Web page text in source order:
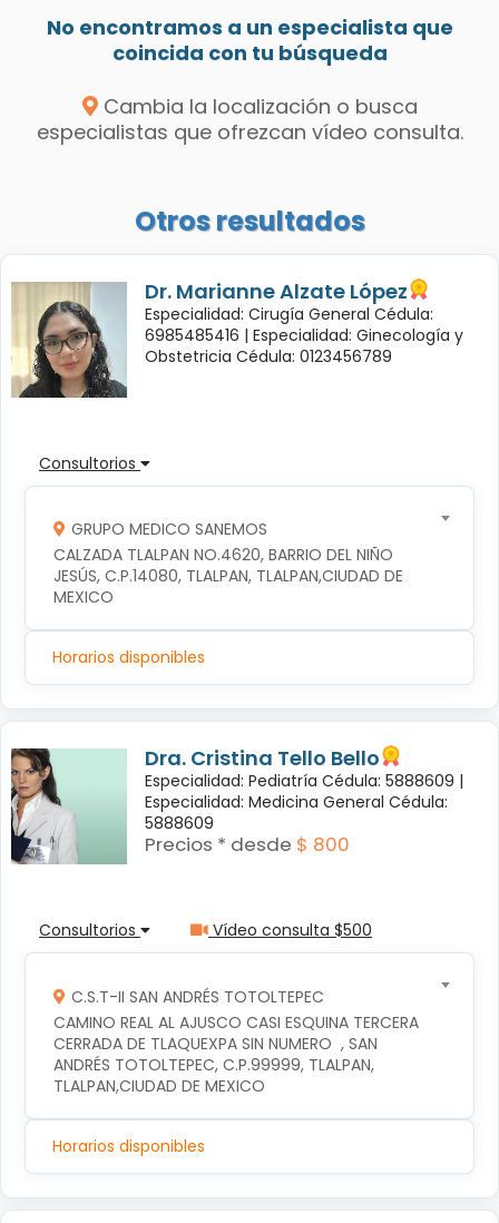
No encontramos a un especialista que
coincida con tu búsqueda
Cambia la localización o busca
especialistas que ofrezcan vídeo consulta.
Otros resultados
Dr. Marianne Alzate López
Especialidad: Cirugía General Cédula:
6985485416 | Especialidad: Ginecología y
Obstetricia Cédula: 0123456789
Consultorios
GRUPO MEDICO SANEMOS
CALZADA TLALPAN NO.4620, BARRIO DEL NIÑO
JESÚS, C.P.14080, TLALPAN, TLALPAN,CIUDAD DE
MEXICO
Horarios disponibles
Dra. Cristina Tello Bello
Especialidad: Pediatría Cédula: 5888609 |
Especialidad: Medicina General Cédula:
5888609
Precios * desde $ 800
Consultorios Vídeo consulta $500
C.S.T-II SAN ANDRÉS TOTOLTEPEC
CAMINO REAL AL AJUSCO CASI ESQUINA TERCERA
CERRADA DE TLAQUEXPA SIN NUMERO  , SAN
ANDRÉS TOTOLTEPEC, C.P.99999, TLALPAN,
TLALPAN,CIUDAD DE MEXICO
Horarios disponibles